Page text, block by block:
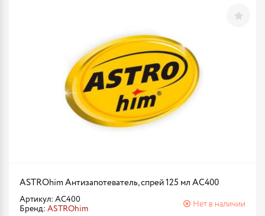
ASTROhim Антизапотеватель, спрей 125 мл AC400
Артикул: AC400
Бренд: ASTROhim
Нет в наличии